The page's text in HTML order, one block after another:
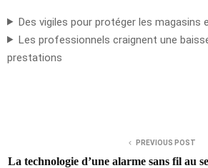
Des vigiles pour protéger les magasins
Les professionnels craignent une
prestations
PREVIOUS POST
La technologie d’une alarme sans fil au